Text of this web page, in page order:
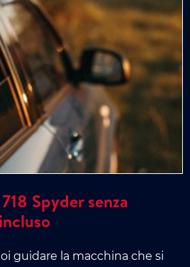
Spyder senza
guidare la macchina che si